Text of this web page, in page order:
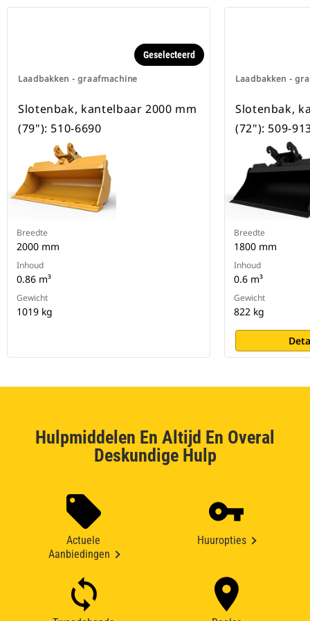
Laadbakken - graafmachine
Geselecteerd
Slotenbak, kantelbaar 2000 mm
(79"): 510-6690
Breedte
2000 mm
Inhoud
0.86 m³
Gewicht
1019 kg
Laadbakken -
Slotenbak,
(72"): 509-
Breedte
1800 mm
Inhoud
0.6 m³
Gewicht
822 kg
Hulpmiddelen En Altijd En Overal
Deskundige Hulp
Actuele
Aanbiedingen
Huuropties